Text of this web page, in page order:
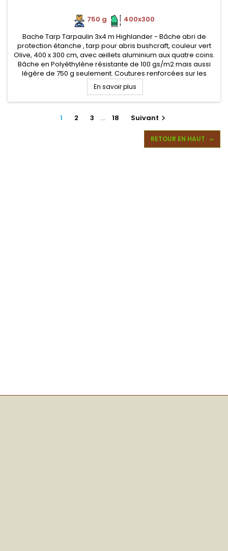
750 g
400x300
Bache Tarp Tarpaulin 3x4 m Highlander - Bâche abri de
protection étanche , tarp pour abris bushcraft, couleur vert
Olive, 400 x 300 cm, avec œillets aluminium aux quatre coins.
Bâche en Polyéthylène résistante de 100 gs/m2 mais aussi
légère de 750 g seulement. Coutures renforcées sur les
extrémités
En savoir plus
1 2 3 … 18 Suivant 
RETOUR EN HAUT 